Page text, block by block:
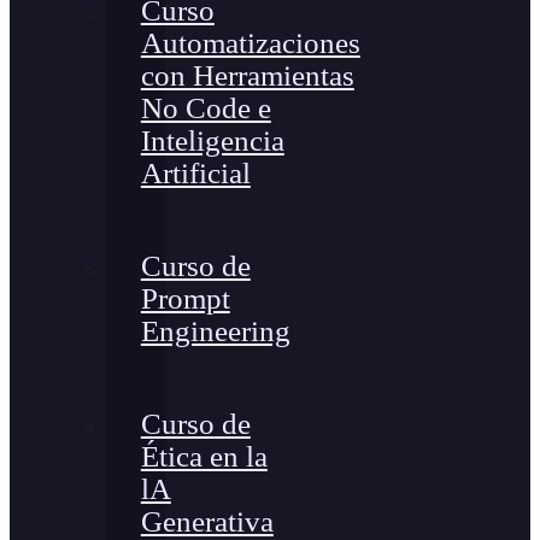
Curso
Automatizaciones
con Herramientas
No Code e
Inteligencia
Artificial
Curso de
Prompt
Engineering
Curso de
Ética en la
lA
Generativa